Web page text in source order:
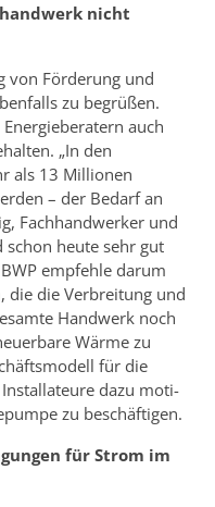
nicht
von Förderung und
zu begrüßen.
auch
„In den
als 13 Millionen
– der Bedarf an
Fachhandwerker und
schon heute sehr gut
empfehle darum
die die Verbreitung und
Handwerk noch
Wärme zu
für die
dazu moti-
zu beschäftigen.
für Strom im